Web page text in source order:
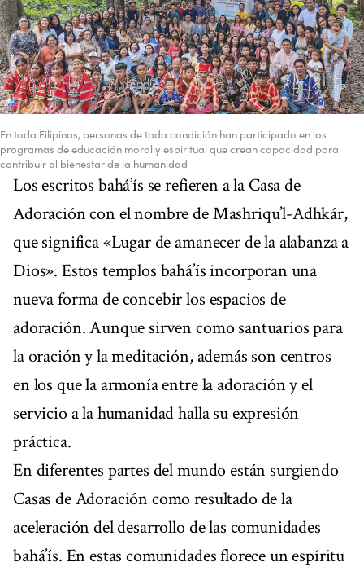
En toda Filipinas, personas de toda condición han participado en los
programas de educación moral y espiritual que crean capacidad para
contribuir al bienestar de la humanidad
Los escritos bahá’ís se refieren a la Casa de
Adoración con el nombre de Mashriqu’l-Adhkár,
que significa «Lugar de amanecer de la alabanza a
Dios». Estos templos bahá’ís incorporan una
nueva forma de concebir los espacios de
adoración. Aunque sirven como santuarios para
la oración y la meditación, además son centros
en los que la armonía entre la adoración y el
servicio a la humanidad halla su expresión
práctica.
En diferentes partes del mundo están surgiendo
Casas de Adoración como resultado de la
aceleración del desarrollo de las comunidades
bahá’ís. En estas comunidades florece un espíritu